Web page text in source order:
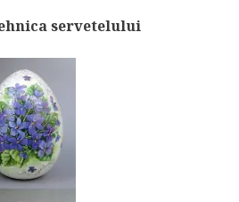
servetelului